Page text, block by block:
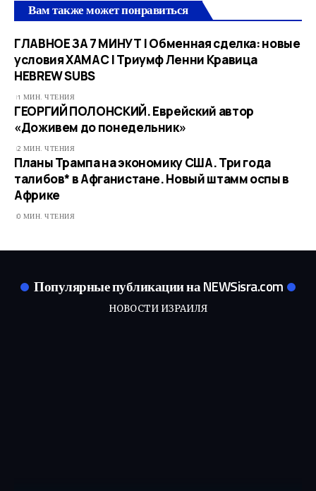
Вам также может понравиться
ГЛАВНОЕ ЗА 7 МИНУТ | Обменная сделка: новые
условия ХАМАС | Триумф Ленни Кравица
HEBREW SUBS
1 МИН. ЧТЕНИЯ
ГЕОРГИЙ ПОЛОНСКИЙ. Еврейский автор
«Доживем до понедельник»
2 МИН. ЧТЕНИЯ
Планы Трампа на экономику США. Три года
талибов* в Афганистане. Новый штамм оспы в
Африке
0 МИН. ЧТЕНИЯ
Популярные публикации на NEWSisra.com
НОВОСТИ ИЗРАИЛЯ